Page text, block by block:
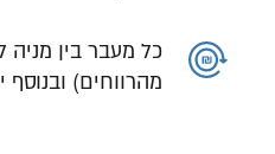
מהרווחים) ובנוסף